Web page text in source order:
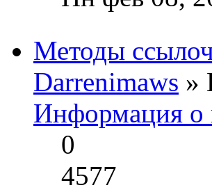
Методы
Darrenimaws »
Информация о
0
4577